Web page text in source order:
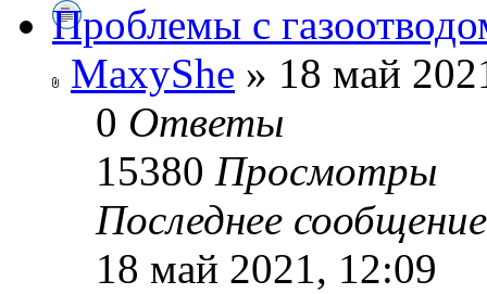
Проблемы с
MaxyShe » 18 май
0 Ответы
15380 Просмотры
Последнее
18 май 2021, 12:09